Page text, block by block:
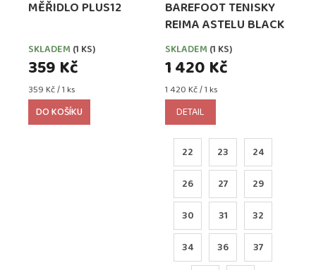
MĚŘIDLO PLUS12
SKLADEM (1 KS)
359 Kč
Měrná
cena:
359 Kč / 1 ks
DO KOŠÍKU
BAREFOOT TENISKY
REIMA ASTELU BLACK
SKLADEM (1 KS)
1 420 Kč
Měrná
cena:
1 420 Kč / 1 ks
DETAIL
22 23 24
26 27 29
30 31 32
34 36 37